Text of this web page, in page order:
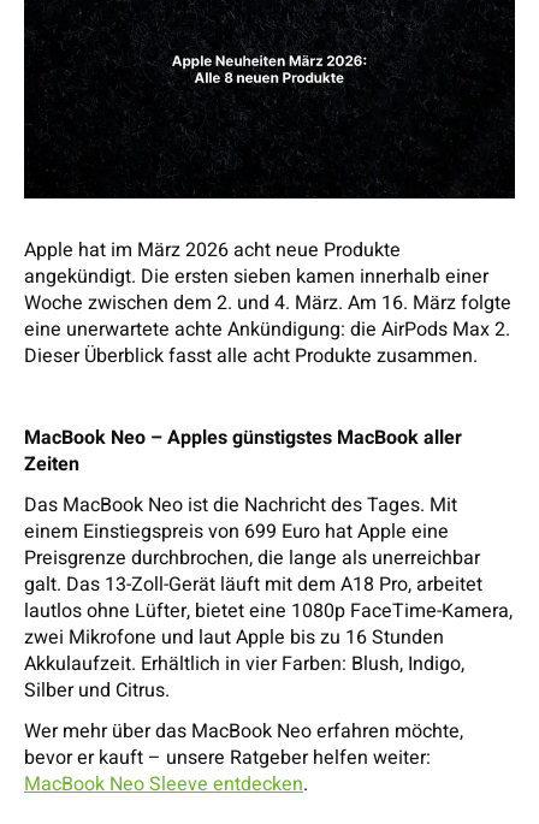
Apple hat im März 2026 acht neue Produkte
angekündigt. Die ersten sieben kamen innerhalb einer
Woche zwischen dem 2. und 4. März. Am 16. März folgte
eine unerwartete achte Ankündigung: die AirPods Max 2.
Dieser Überblick fasst alle acht Produkte zusammen.
MacBook Neo – Apples günstigstes MacBook aller
Zeiten
Das MacBook Neo ist die Nachricht des Tages. Mit
einem Einstiegspreis von 699 Euro hat Apple eine
Preisgrenze durchbrochen, die lange als unerreichbar
galt. Das 13-Zoll-Gerät läuft mit dem A18 Pro, arbeitet
lautlos ohne Lüfter, bietet eine 1080p FaceTime-Kamera,
zwei Mikrofone und laut Apple bis zu 16 Stunden
Akkulaufzeit. Erhältlich in vier Farben: Blush, Indigo,
Silber und Citrus.
Wer mehr über das MacBook Neo erfahren möchte,
bevor er kauft – unsere Ratgeber helfen weiter:
MacBook Neo Sleeve entdecken.